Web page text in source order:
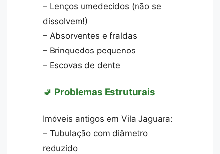
– Lenços umedecidos (não se
dissolvem!)
– Absorventes e fraldas
– Brinquedos pequenos
– Escovas de dente
🚽 Problemas Estruturais
Imóveis antigos em Vila Jaguara:
– Tubulação com diâmetro
reduzido